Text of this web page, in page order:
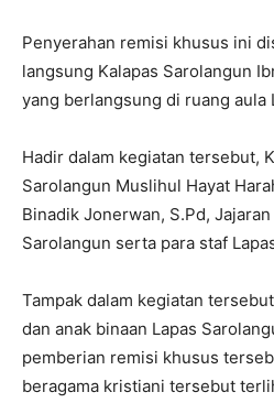
Penyerahan remisi khusus ini
langsung Kalapas Sarolangun
yang berlangsung di ruang aula
Hadir dalam kegiatan tersebut,
Sarolangun Muslihul Hayat
Binadik Jonerwan, S.Pd, Jajaran
Sarolangun serta para staf
Tampak dalam kegiatan
dan anak binaan Lapas
pemberian remisi khusus
beragama kristiani tersebut